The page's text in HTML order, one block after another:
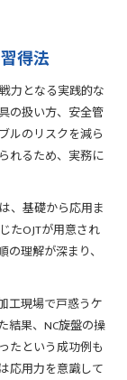
得法
力となる実践的な
の扱い方、安全管
ルのリスクを減ら
れるため、実務に
、基礎から応用ま
たOJTが用意され
理解が深まり、
工現場で戸惑うケ
結果、NC旋盤の操
たという成功例も
応用力を意識して